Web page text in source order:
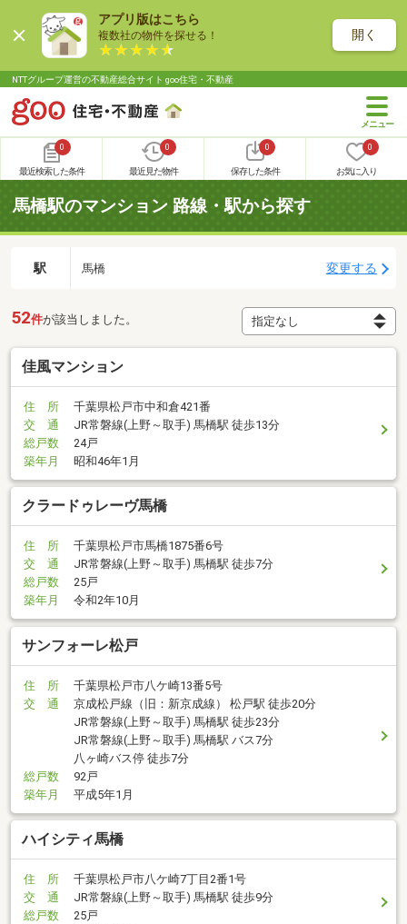
アプリ版はこちら
複数社の物件を探せる！ 開く
NTTグループ運営の不動産総合サイト goo住宅・不動産
0
最近検索した条件
0
最近見た物件
0
保存した条件
0
お気に入り
馬橋駅のマンション 路線・駅から探す
駅 馬橋 変更する
52件が該当しました。
佳風マンション
住 所
千葉県松戸市中和倉421番
交 通
JR常磐線(上野～取手) 馬橋駅 徒歩13分
総戸数
24戸
築年月
昭和46年1月
クラードゥレーヴ馬橋
住 所
千葉県松戸市馬橋1875番6号
交 通
JR常磐線(上野～取手) 馬橋駅 徒歩7分
総戸数
25戸
築年月
令和2年10月
サンフォーレ松戸
住 所
千葉県松戸市八ケ崎13番5号
交 通
京成松戸線（旧：新京成線） 松戸駅 徒歩20分
JR常磐線(上野～取手) 馬橋駅 徒歩23分
JR常磐線(上野～取手) 馬橋駅 バス7分
八ヶ崎バス停 徒歩7分
総戸数
92戸
築年月
平成5年1月
ハイシティ馬橋
住 所
千葉県松戸市八ケ崎7丁目2番1号
交 通
JR常磐線(上野～取手) 馬橋駅 徒歩9分
総戸数
25戸